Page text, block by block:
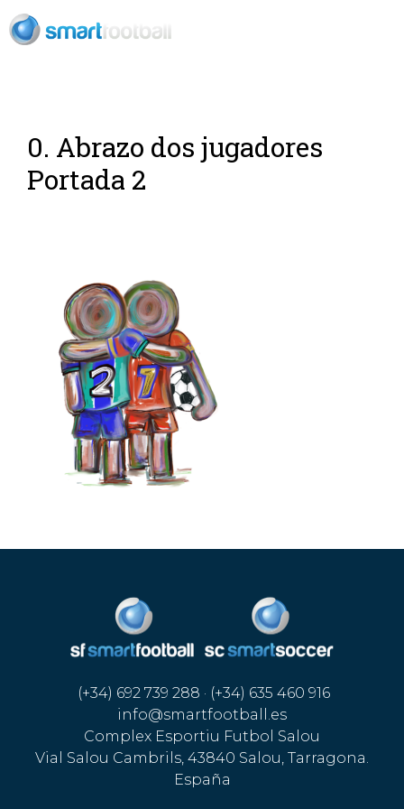
0. Abrazo dos jugadores
Portada 2
(+34) 692 739 288 · (+34) 635 460 916
info@smartfootball.es
Complex Esportiu Futbol Salou
Vial Salou Cambrils, 43840 Salou, Tarragona.
España